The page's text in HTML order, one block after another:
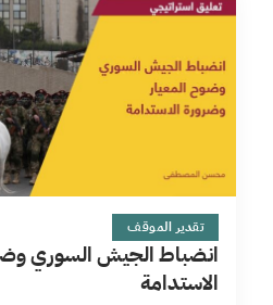
6 دقائق
تقدير الموقف
انضباط الجيش السوري
الاستدامة